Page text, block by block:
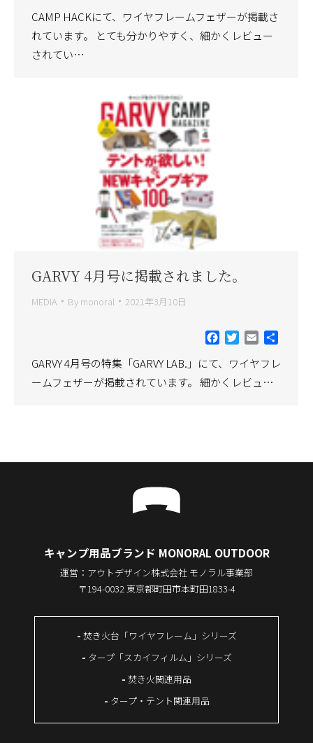
CAMP HACKにて、ワイヤフレームフェザーが掲載さ
れています。 とても分かりやすく、細かくレビュー
されてい…
GARVY 4月号に掲載されました。
MEDIA By monoral 2021年3月10日
Facebook
Twitter
Email
GARVY 4月号の特集「GARVY LAB.」にて、ワイヤフレ
ームフェザーが掲載されています。 細かくレビュ…
キャンプ用品ブランド MONORAL OUTDOOR
運営：アウトデザイン株式会社 モノラル事業部
〒194-0032 東京都町田市本町田1833-4
焚き火台「ワイヤフレーム」シリーズ
タープ「スカイフィルム」シリーズ
焚き火関連用品
タープ・テント関連用品